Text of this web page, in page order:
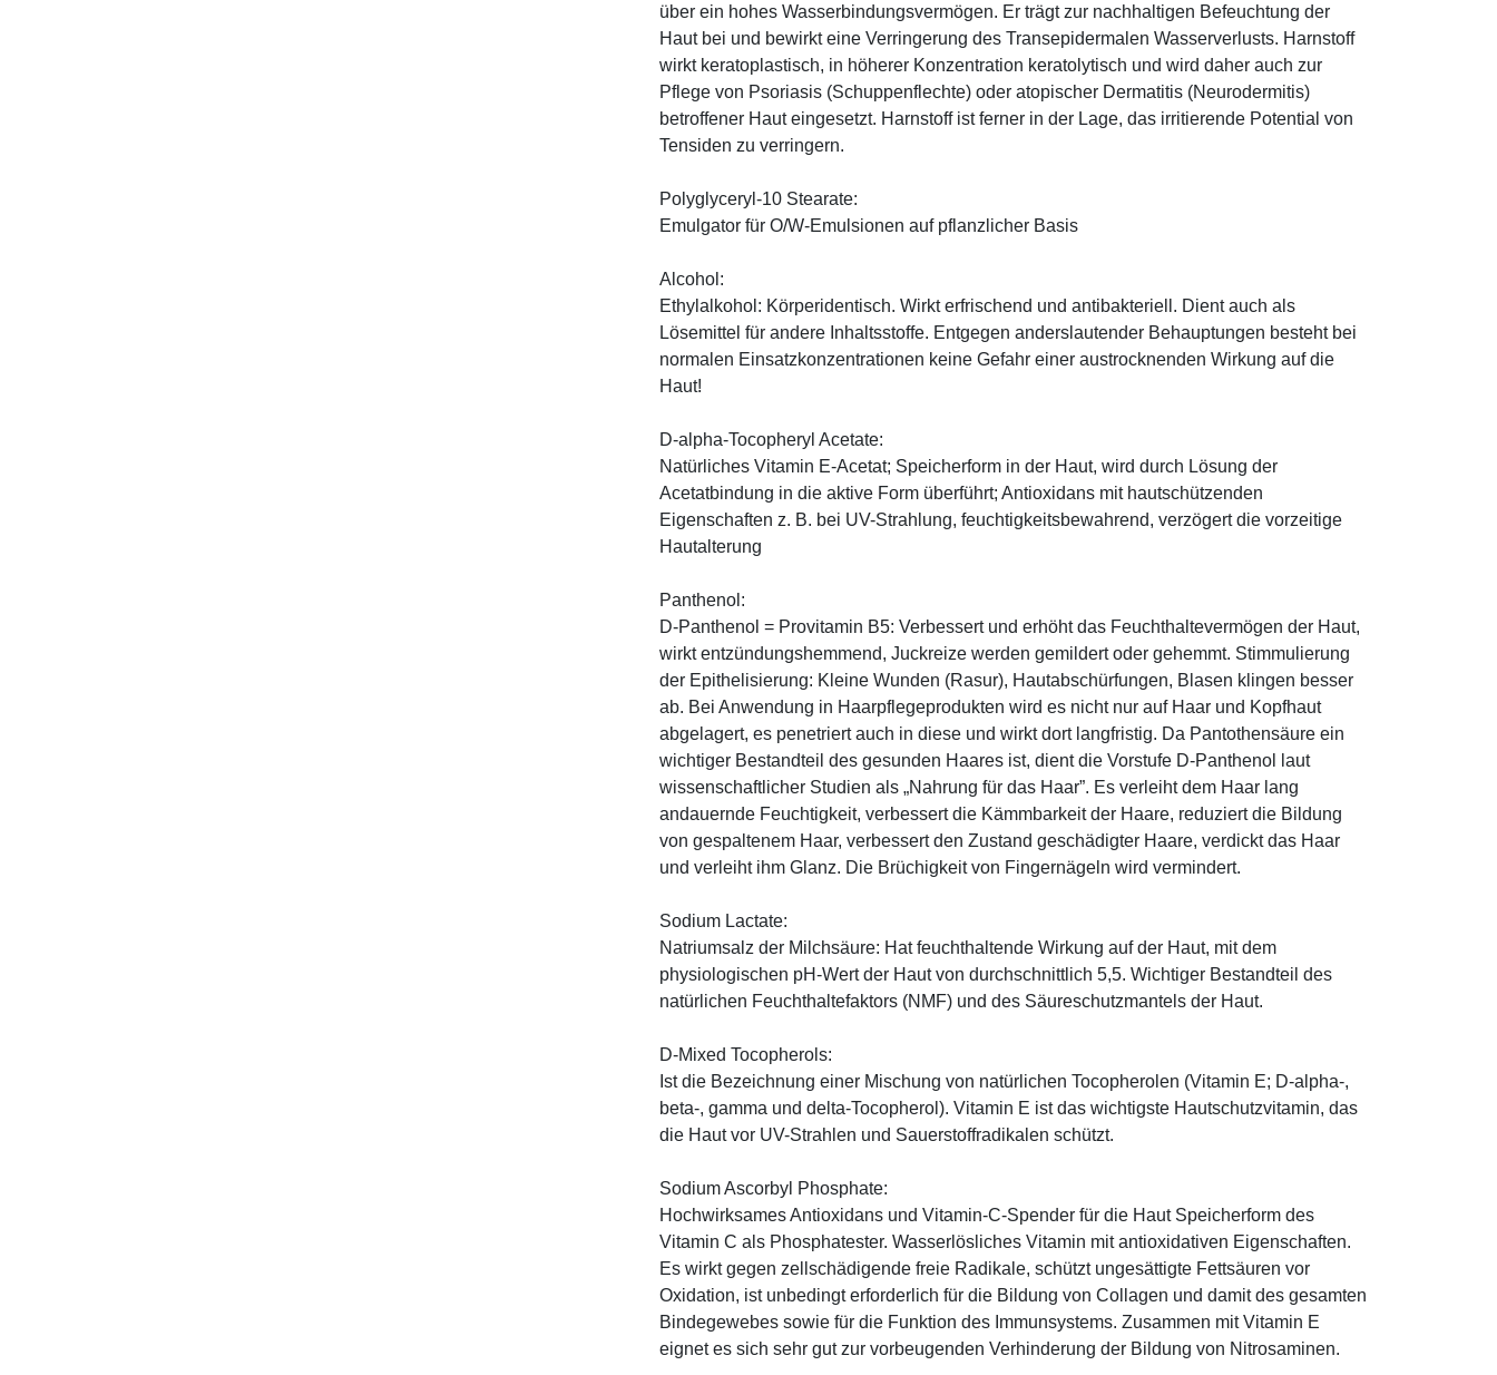
über ein hohes Wasserbindungsvermögen. Er trägt zur nachhaltigen Befeuchtung der
Haut bei und bewirkt eine Verringerung des Transepidermalen Wasserverlusts. Harnstoff
wirkt keratoplastisch, in höherer Konzentration keratolytisch und wird daher auch zur
Pflege von Psoriasis (Schuppenflechte) oder atopischer Dermatitis (Neurodermitis)
betroffener Haut eingesetzt. Harnstoff ist ferner in der Lage, das irritierende Potential von
Tensiden zu verringern.
Polyglyceryl-10 Stearate:
Emulgator für O/W-Emulsionen auf pflanzlicher Basis
Alcohol:
Ethylalkohol: Körperidentisch. Wirkt erfrischend und antibakteriell. Dient auch als
Lösemittel für andere Inhaltsstoffe. Entgegen anderslautender Behauptungen besteht bei
normalen Einsatzkonzentrationen keine Gefahr einer austrocknenden Wirkung auf die
Haut!
D-alpha-Tocopheryl Acetate:
Natürliches Vitamin E-Acetat; Speicherform in der Haut, wird durch Lösung der
Acetatbindung in die aktive Form überführt; Antioxidans mit hautschützenden
Eigenschaften z. B. bei UV-Strahlung, feuchtigkeitsbewahrend, verzögert die vorzeitige
Hautalterung
Panthenol:
D-Panthenol = Provitamin B5: Verbessert und erhöht das Feuchthaltevermögen der Haut,
wirkt entzündungshemmend, Juckreize werden gemildert oder gehemmt. Stimmulierung
der Epithelisierung: Kleine Wunden (Rasur), Hautabschürfungen, Blasen klingen besser
ab. Bei Anwendung in Haarpflegeprodukten wird es nicht nur auf Haar und Kopfhaut
abgelagert, es penetriert auch in diese und wirkt dort langfristig. Da Pantothensäure ein
wichtiger Bestandteil des gesunden Haares ist, dient die Vorstufe D-Panthenol laut
wissenschaftlicher Studien als „Nahrung für das Haar”. Es verleiht dem Haar lang
andauernde Feuchtigkeit, verbessert die Kämmbarkeit der Haare, reduziert die Bildung
von gespaltenem Haar, verbessert den Zustand geschädigter Haare, verdickt das Haar
und verleiht ihm Glanz. Die Brüchigkeit von Fingernägeln wird vermindert.
Sodium Lactate:
Natriumsalz der Milchsäure: Hat feuchthaltende Wirkung auf der Haut, mit dem
physiologischen pH-Wert der Haut von durchschnittlich 5,5. Wichtiger Bestandteil des
natürlichen Feuchthaltefaktors (NMF) und des Säureschutzmantels der Haut.
D-Mixed Tocopherols:
Ist die Bezeichnung einer Mischung von natürlichen Tocopherolen (Vitamin E; D-alpha-,
beta-, gamma und delta-Tocopherol). Vitamin E ist das wichtigste Hautschutzvitamin, das
die Haut vor UV-Strahlen und Sauerstoffradikalen schützt.
Sodium Ascorbyl Phosphate:
Hochwirksames Antioxidans und Vitamin-C-Spender für die Haut Speicherform des
Vitamin C als Phosphatester. Wasserlösliches Vitamin mit antioxidativen Eigenschaften.
Es wirkt gegen zellschädigende freie Radikale, schützt ungesättigte Fettsäuren vor
Oxidation, ist unbedingt erforderlich für die Bildung von Collagen und damit des gesamten
Bindegewebes sowie für die Funktion des Immunsystems. Zusammen mit Vitamin E
eignet es sich sehr gut zur vorbeugenden Verhinderung der Bildung von Nitrosaminen.